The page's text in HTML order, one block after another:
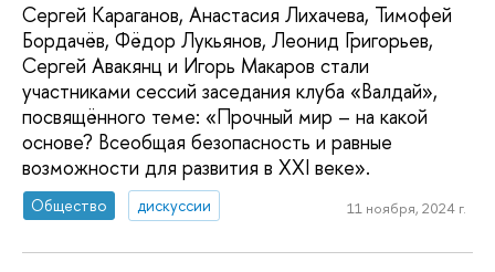
Сергей Караганов, Анастасия Лихачева, Тимофей
Бордачёв, Фёдор Лукьянов, Леонид Григорьев,
Сергей Авакянц и Игорь Макаров стали
участниками сессий заседания клуба «Валдай»,
посвящённого теме: «Прочный мир – на какой
основе? Всеобщая безопасность и равные
возможности для развития в XXI веке».
Общество дискуссии 11 ноября, 2024 г.